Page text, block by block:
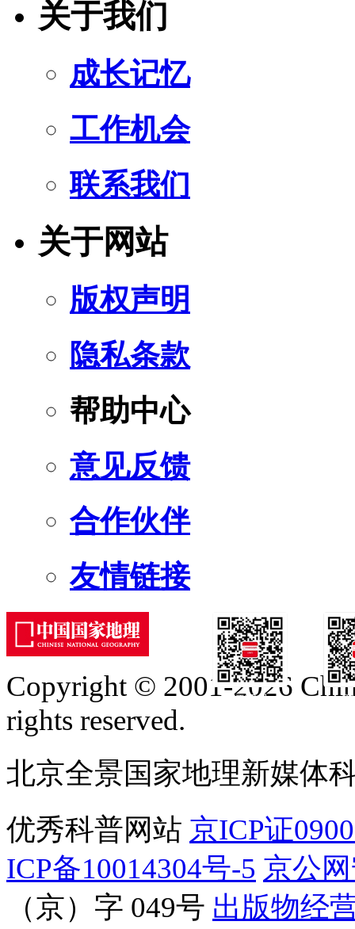
关于我们
成长记忆
工作机会
联系我们
关于网站
版权声明
隐私条款
帮助中心
意见反馈
合作伙伴
友情链接
订阅号
Copyright © 2001-2026
rights reserved.
北京全景国家地理新媒体
优秀科普网站 京ICP证
ICP备10014304号-5 京公
（京）字 049号 出版物经